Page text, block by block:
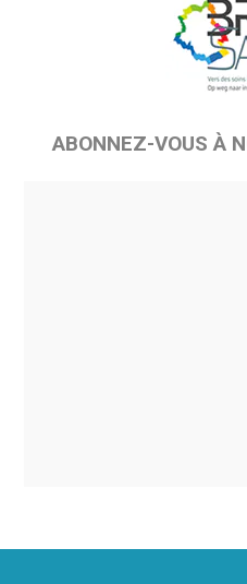
ABONNEZ-VOUS À